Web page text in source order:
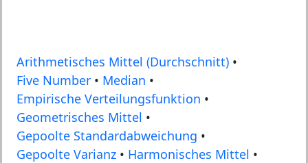
Arithmetisches Mittel (Durchschnitt) •
Five Number • Median •
Empirische Verteilungsfunktion •
Geometrisches Mittel •
Gepoolte Standardabweichung •
Gepoolte Varianz • Harmonisches Mittel •